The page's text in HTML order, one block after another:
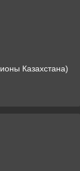
Казахстана)